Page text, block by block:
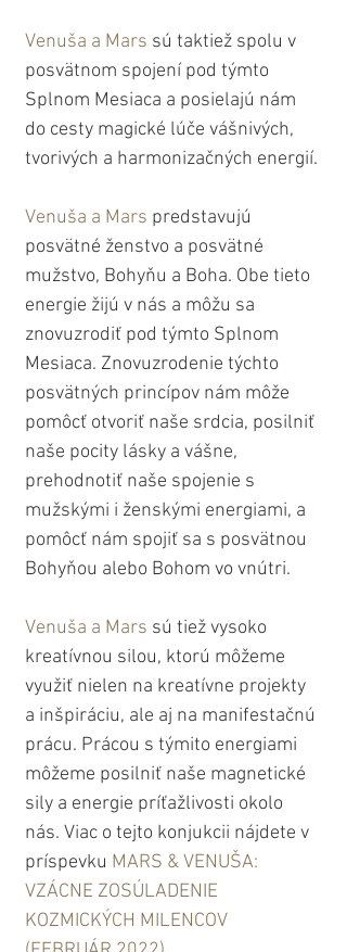
Venuša a Mars sú taktiež spolu v
posvätnom spojení pod týmto
Splnom Mesiaca a posielajú nám
do cesty magické lúče vášnivých,
tvorivých a harmonizačných energií.
Venuša a Mars predstavujú
posvätné ženstvo a posvätné
mužstvo, Bohyňu a Boha. Obe tieto
energie žijú v nás a môžu sa
znovuzrodiť pod týmto Splnom
Mesiaca. Znovuzrodenie týchto
posvätných princípov nám môže
pomôcť otvoriť naše srdcia, posilniť
naše pocity lásky a vášne,
prehodnotiť naše spojenie s
mužskými i ženskými energiami, a
pomôcť nám spojiť sa s posvätnou
Bohyňou alebo Bohom vo vnútri.
Venuša a Mars sú tiež vysoko
kreatívnou silou, ktorú môžeme
využiť nielen na kreatívne projekty
a inšpiráciu, ale aj na manifestačnú
prácu. Prácou s týmito energiami
môžeme posilniť naše magnetické
sily a energie príťažlivosti okolo
nás. Viac o tejto konjukcii nájdete v
príspevku MARS & VENUŠA:
VZÁCNE ZOSÚLADENIE
KOZMICKÝCH MILENCOV